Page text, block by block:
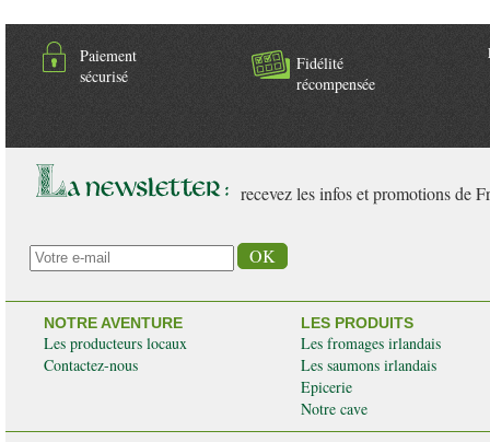
Paiement
sécurisé
Fidélité
récompensée
recevez les infos et promotions de
NOTRE AVENTURE
Les producteurs locaux
Contactez-nous
LES PRODUITS
Les fromages irlandais
Les saumons irlandais
Epicerie
Notre cave